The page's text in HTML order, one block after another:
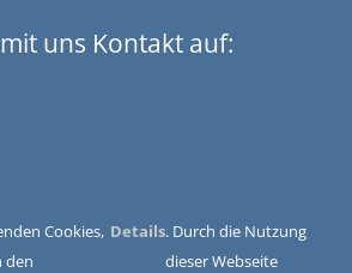
uns Kontakt auf:
Cookies,
den
Details. Durch die Nutzung
dieser Webseite